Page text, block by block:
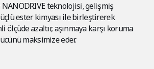
teknolojisi, gelişmiş
üçlü ester kimyası ile birleştirerek
azaltır, aşınmaya karşı koruma
maksimize eder.